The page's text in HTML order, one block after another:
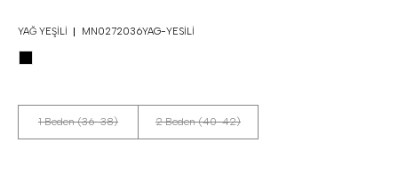
YAĞ YEŞILI MN0272036YAG-YESILI
1 Beden (36-38) 2 Beden (40-42)